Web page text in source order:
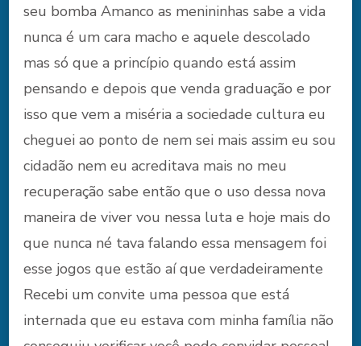
seu bomba Amanco as menininhas sabe a vida
nunca é um cara macho e aquele descolado
mas só que a princípio quando está assim
pensando e depois que venda graduação e por
isso que vem a miséria a sociedade cultura eu
cheguei ao ponto de nem sei mais assim eu sou
cidadão nem eu acreditava mais no meu
recuperação sabe então que o uso dessa nova
maneira de viver vou nessa luta e hoje mais do
que nunca né tava falando essa mensagem foi
esse jogos que estão aí que verdadeiramente
Recebi um convite uma pessoa que está
internada que eu estava com minha família não